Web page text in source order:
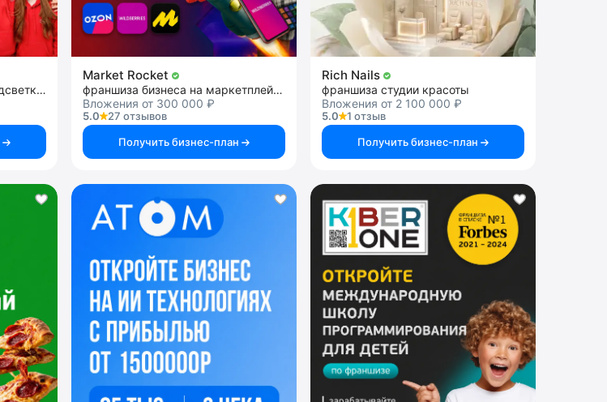
франшиза светодиодной подсветки фасадов
Market Rocket
франшиза бизнеса на маркетплейсах
Вложения от 300 000 ₽
5.0
27 отзывов
Получить бизнес-план
Rich Nails
франшиза студии красоты
Вложения от 2 100 000 ₽
5.0
1 отзыв
Получить бизнес-план